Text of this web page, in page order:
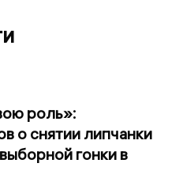
роль»:
о снятии липчанки
гонки в